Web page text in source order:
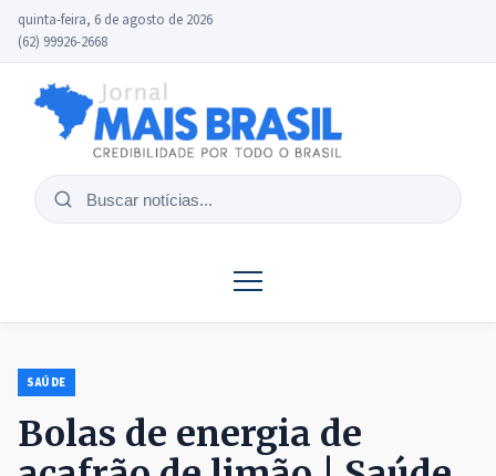
quinta-feira, 6 de agosto de 2026
(62) 99926-2668
Buscar
SAÚDE
Bolas de energia de